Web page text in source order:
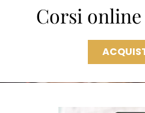
Corsi